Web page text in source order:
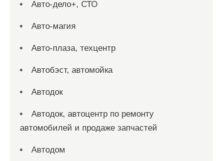
Авто-дело+, СТО
Авто-магия
Авто-плаза, техцентр
Автобэст, автомойка
Автодок
Автодок, автоцентр по ремонту
автомобилей и продаже запчастей
Автодом